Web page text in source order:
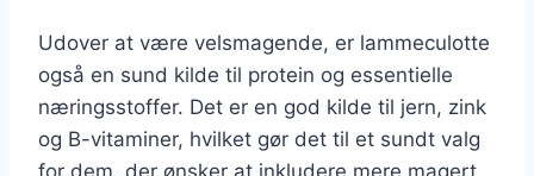
Udover at være velsmagende, er lammeculotte
også en sund kilde til protein og essentielle
næringsstoffer. Det er en god kilde til jern, zink
og B-vitaminer, hvilket gør det til et sundt valg
for dem, der ønsker at inkludere mere magert